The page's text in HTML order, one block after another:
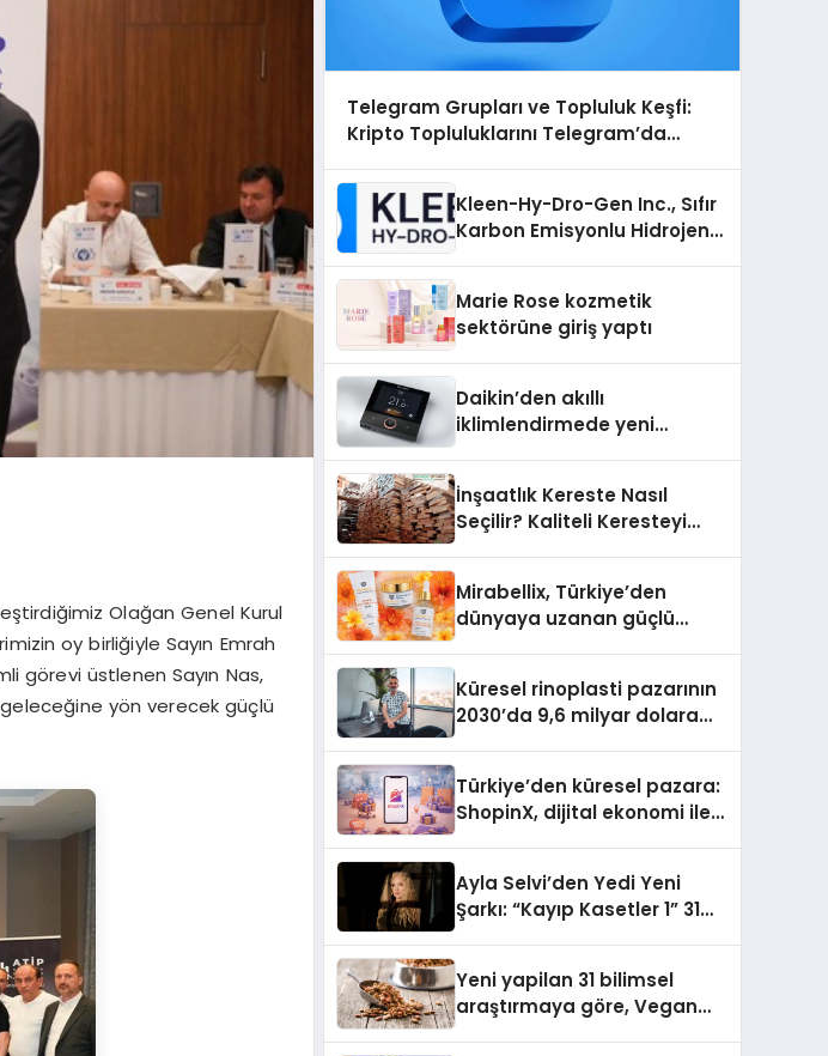
Olağan Genel Kurul
oy birliğiyle Sayın Emrah
görevi üstlenen Sayın Nas,
geleceğine yön verecek güçlü
Telegram Grupları ve Topluluk Keşfi:
Kripto Topluluklarını Telegram’da
Kleen-Hy-Dro-Gen Inc., Sıfır
Karbon Emisyonlu Hidrojen
Aldı
Marie Rose kozmetik
sektörüne giriş yaptı
Daikin’den akıllı
iklimlendirmede yeni
İnşaatlık Kereste Nasıl
Seçilir? Kaliteli Keresteyi
Mirabellix, Türkiye’den
dünyaya uzanan güçlü
Küresel rinoplasti pazarının
2030’da 9,6 milyar dolara
Türkiye’den küresel pazara:
ShopinX, dijital ekonomi ile
Ayla Selvi’den Yedi Yeni
Şarkı: “Kayıp Kasetler 1” 31
Yeni yapilan 31 bilimsel
araştırmaya göre, Vegan